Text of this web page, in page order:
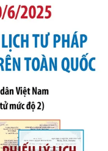
dẫn thực hiện xử
kho bạc nhà nước
Chính phủ: Sửa
số 125/2020/NĐ-СР
phủ quy định xử
được sửa đổi, bổ